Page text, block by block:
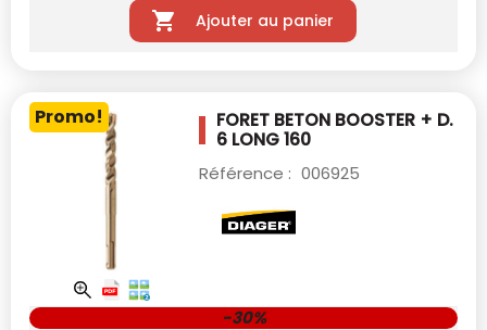
Ajouter au panier
Promo! FORET BETON BOOSTER + D.
6 LONG 160
Référence : 006925
-30%